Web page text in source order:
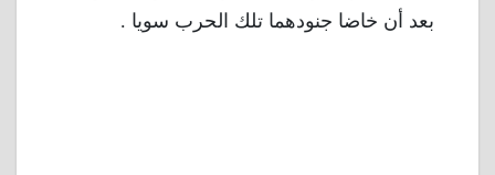
بعد أن خاضا جنودهما تلك الحرب سويا .